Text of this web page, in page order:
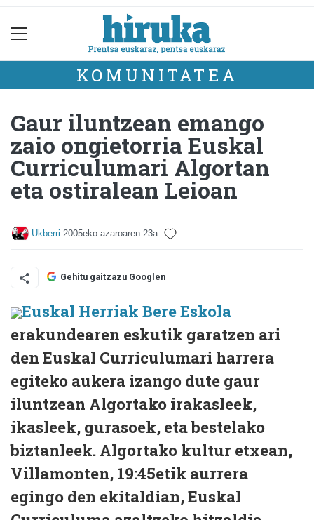
KOMUNITATEA
Gaur iluntzean emango
zaio ongietorria Euskal
Curriculumari Algortan
eta ostiralean Leioan
Ukberri 2005eko azaroaren 23a
Gehitu gaitzazu Googlen
Euskal Herriak Bere Eskola
erakundearen eskutik garatzen ari
den Euskal Curriculumari harrera
egiteko aukera izango dute gaur
iluntzean Algortako irakasleek,
ikasleek, gurasoek, eta bestelako
biztanleek. Algortako kultur etxean,
Villamonten, 19:45etik aurrera
egingo den ekitaldian, Euskal